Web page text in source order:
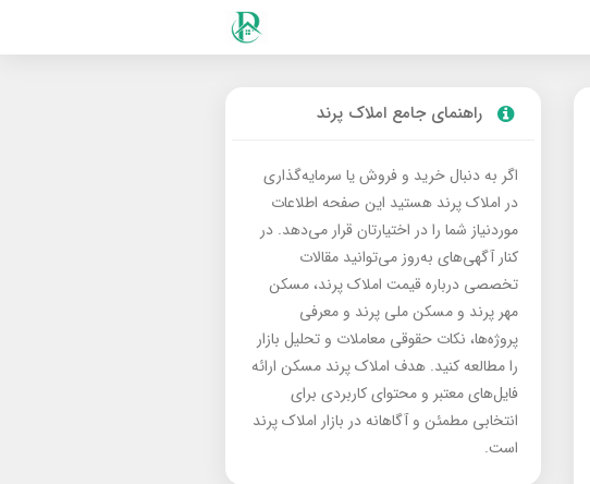
راهنمای جامع املاک پرند
اگر به دنبال خرید و فروش یا سرمایه‌گذاری
در املاک پرند هستید این صفحه اطلاعات
موردنیاز شما را در اختیارتان قرار می‌دهد. در
کنار آگهی‌های به‌روز می‌توانید مقالات
تخصصی درباره قیمت املاک پرند، مسکن
مهر پرند و مسکن ملی پرند و معرفی
پروژه‌ها، نکات حقوقی معاملات و تحلیل بازار
را مطالعه کنید. هدف املاک پرند مسکن ارائه
فایل‌های معتبر و محتوای کاربردی برای
انتخابی مطمئن و آگاهانه در بازار املاک پرند
است.